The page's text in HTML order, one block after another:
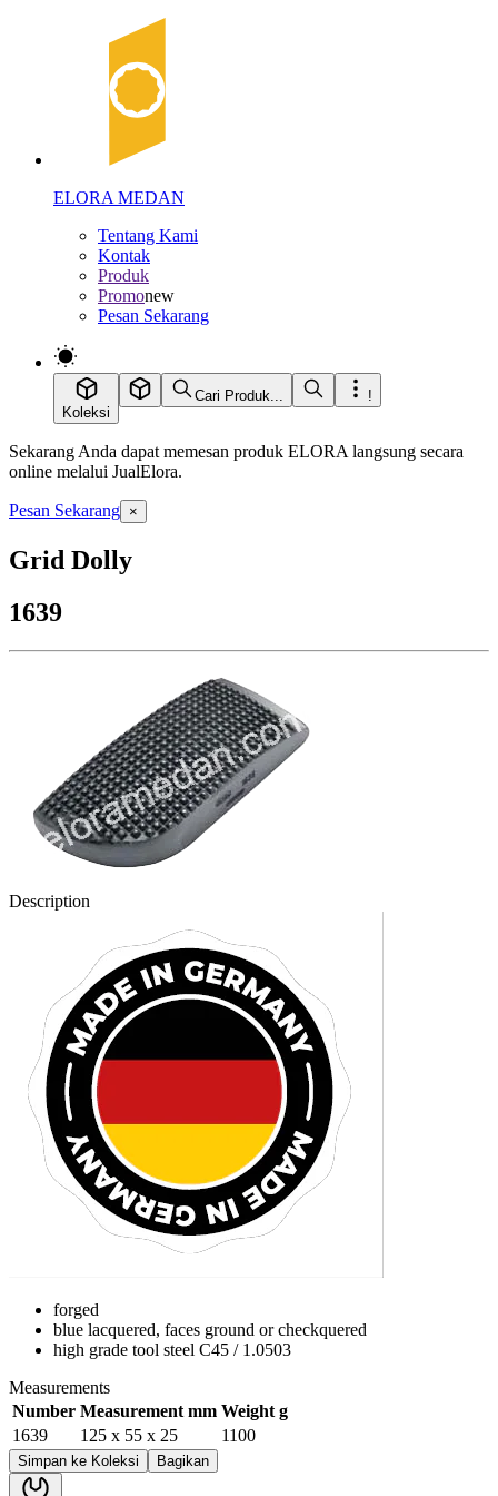
ELORA MEDAN
Tentang Kami
Kontak
Produk
Promonew
Pesan Sekarang
Koleksi
Cari Produk... !
Sekarang Anda dapat memesan produk ELORA langsung secara
online melalui JualElora.
Pesan Sekarang ×
Grid Dolly
1639
Description
forged
blue lacquered, faces ground or checkquered
high grade tool steel C45 / 1.0503
Measurements
Number Measurement mm Weight g
1639
125 x 55 x 25 1100
Simpan ke Koleksi Bagikan